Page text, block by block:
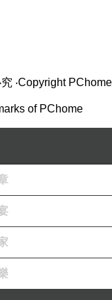
、有畫面的情
哈哈哈…
……↓↓↓）
‧Copyright PChome
of PChome